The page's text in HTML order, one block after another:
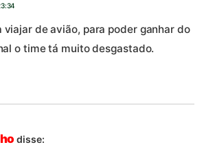
viajar de avião, para poder ganhar do
o time tá muito desgastado.
disse: